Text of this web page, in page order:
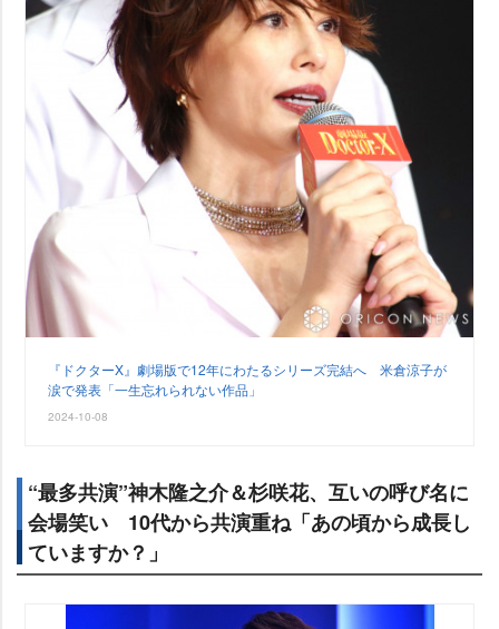
『ドクターX』劇場版で12年にわたるシリーズ完結へ 米倉涼子が
涙で発表「一生忘れられない作品」
2024-10-08
“最多共演”神木隆之介＆杉咲花、互いの呼び名に
会場笑い 10代から共演重ね「あの頃から成長し
ていますか？」